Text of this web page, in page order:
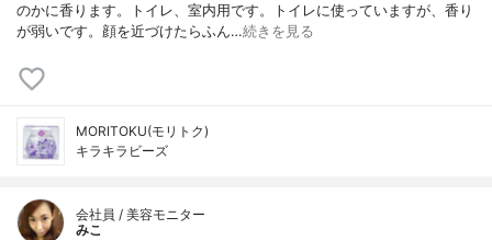
のかに香ります。トイレ、室内用です。トイレに使っていますが、香り
が弱いです。顔を近づけたらふん…続きを見る
MORITOKU(モリトク)
キラキラビーズ
会社員 / 美容モニター
みこ